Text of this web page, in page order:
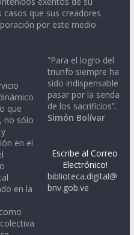
que sus creadores
por este medio
que
no sólo
en el
en la
“Para el logro del
triunfo siempre ha
sido indispensable
pasar por la senda
de los sacrificios”.
Simón Bolívar
Escribe al Correo
Electrónico!
biblioteca.digital@
bnv.gob.ve